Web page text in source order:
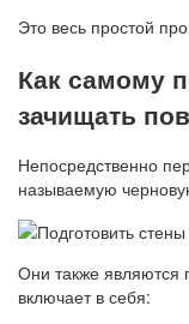
Это весь простой
Как самому
зачищать
Непосредственно
называемую
Они также являются
включает в себя: